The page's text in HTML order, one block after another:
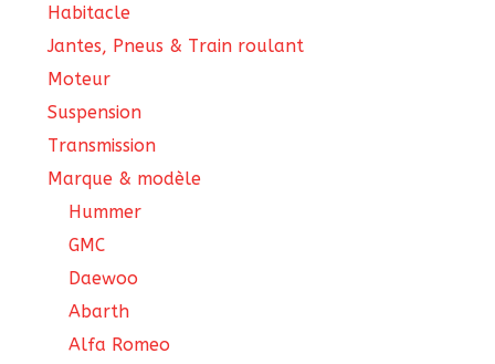
Habitacle
Jantes, Pneus & Train roulant
Moteur
Suspension
Transmission
Marque & modèle
Hummer
GMC
Daewoo
Abarth
Alfa Romeo